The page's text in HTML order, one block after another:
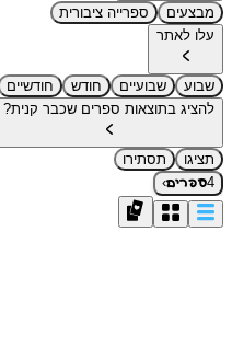
מבצעים
ספרייה ציבורית
עלו לאתר
שבוע שבועיים חודש
חודשיים
להציג בתוצאות ספרים שכבר קנית?
תציגו
תסתירו
4ספרים›